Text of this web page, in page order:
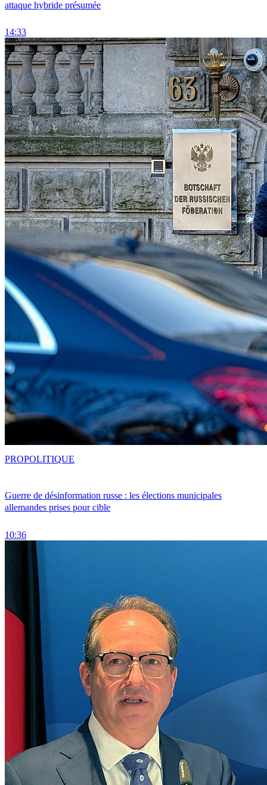
attaque hybride présumée
14:33
Guerre de désinformation russe : les élections municipales
allemandes prises pour cible
10:36
PROPOLITIQUE